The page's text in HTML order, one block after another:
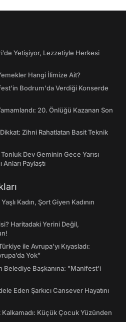
Yetişiyor, Lezzetiyle Herkesi
Hangi İlimize Ait?
Bodrum'da Verdiği Konserde
20. Önlüğü Kazanan Son
Zihni Rahatlatan Basit Teknik
Dev Geminin Gece Yarısı
Anları Paylaştı
Kadın, Şort Giyen Kadının
Haritadaki Yerini Değil,
ile Avrupa'yı Kıyasladı:
Yok"
Başkanına: "Manifest’i
Eden Şarkıcı Cansever Hayatını
Kalkamadı: Küçük Çocuk Yüzünden